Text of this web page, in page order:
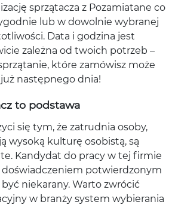
sprzątacza z Pozamiatane co
lub w dowolnie wybranej
Data i godzina jest
zależna od twoich potrzeb –
które zamówisz może
następnego dnia!
to podstawa
się tym, że zatrudnia osoby,
wysoką kulturę osobistą, są
Kandydat do pracy w tej firmie
doświadczeniem potwierdzonym
niekarany. Warto zwrócić
w branży system wybierania